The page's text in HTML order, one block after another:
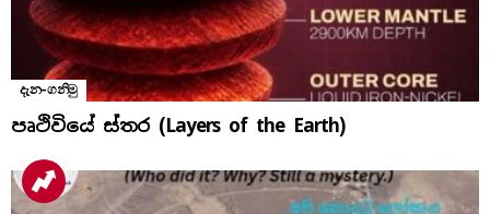
දැන-ගනිමු
පෘථිවියේ ස්තර (Layers of the Earth)